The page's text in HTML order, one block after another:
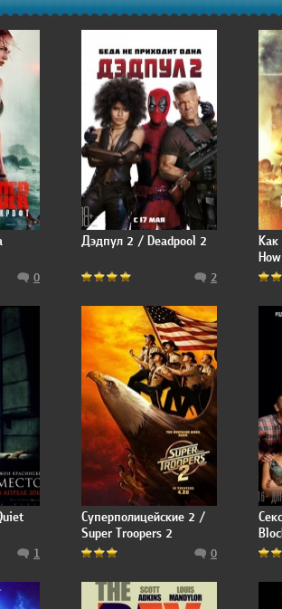
0
Дэдпул 2 / Deadpool 2
2
Как
1
Суперполицейские 2 /
Super Troopers 2
0